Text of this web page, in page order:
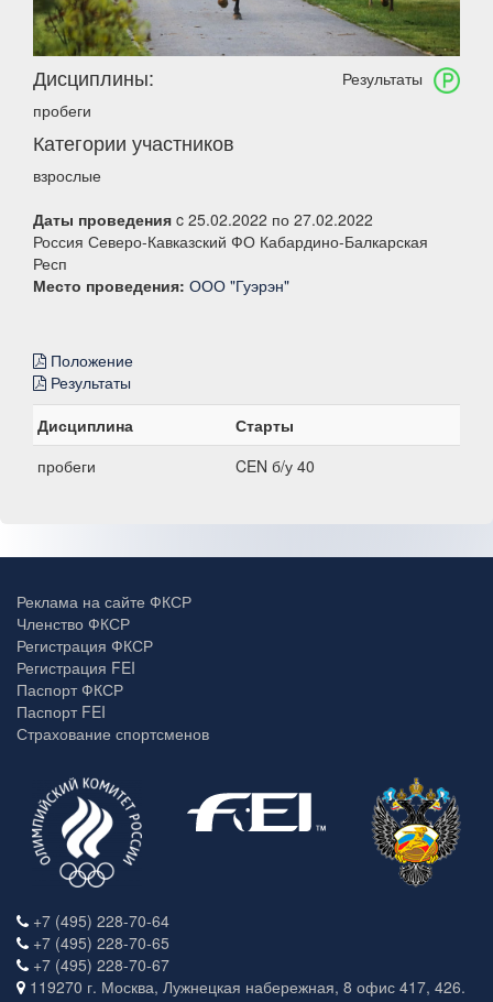
Результаты
Дисциплины:
пробеги
Категории участников
взрослые
Даты проведения c 25.02.2022 по 27.02.2022
Россия Северо-Кавказский ФО Кабардино-Балкарская
Респ
Место проведения: ООО "Гуэрэн"
Положение
Результаты
Дисциплина
Старты
пробеги
CEN б/у 40
Реклама на сайте ФКСР
Членство ФКСР
Регистрация ФКСР
Регистрация FEI
Паспорт ФКСР
Паспорт FEI
Страхование спортсменов
+7 (495) 228-70-64
+7 (495) 228-70-65
+7 (495) 228-70-67
119270 г. Москва, Лужнецкая набережная, 8 офис 417, 426.